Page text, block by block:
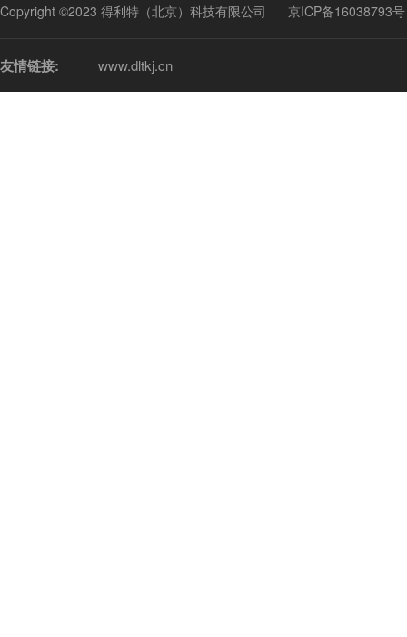
Copyright ©2023 得利特（北京）科技有限公司 京ICP备16038793号
友情链接: www.dltkj.cn